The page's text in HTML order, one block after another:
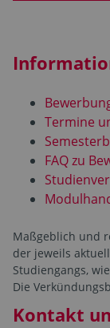
Termine
FAQ zu
Maßgeblich und
der jeweils
Studiengangs,
Die
Kontakt